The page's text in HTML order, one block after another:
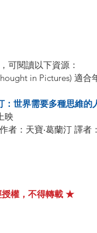
可閱讀以下資源：
in Pictures) 適
：世界需要多種思維的
映
者：天寶‧葛蘭汀 譯者
權，不得轉載 ★